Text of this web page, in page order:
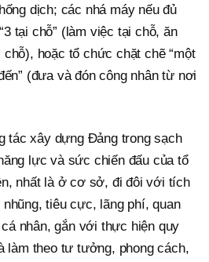
dịch; các nhá máy nếu đủ
tại chỗ” (làm việc tại chỗ, ăn
hoặc tổ chức chặt chẽ “một
(đưa và đón công nhân từ nơi
tác xây dựng Đảng trong sạch
lực và sức chiến đấu của tổ
nhất là ở cơ sở, đi đôi với tích
tiêu cực, lãng phí, quan
nhân, gắn với thực hiện quy
làm theo tư tưởng, phong cách,